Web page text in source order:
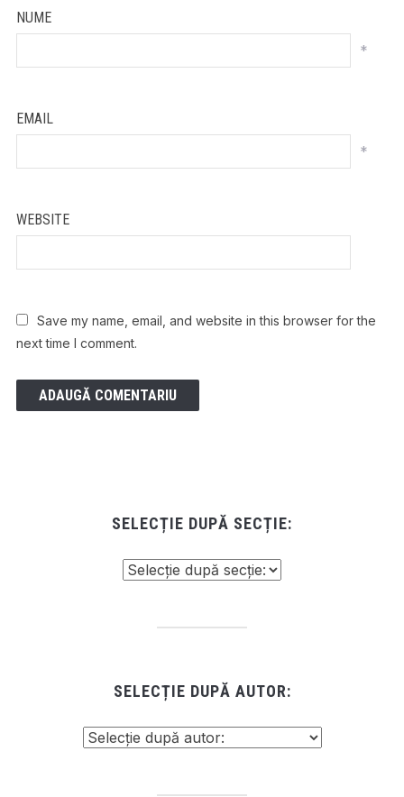
NUME
*
EMAIL
*
WEBSITE
Save my name, email, and website in this browser for the
next time I comment.
SELECȚIE DUPĂ SECȚIE:
SELECȚIE DUPĂ AUTOR: